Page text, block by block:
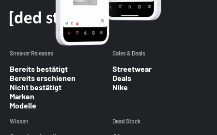
Sneaker Releases
Bereits bestätigt
Bereits erschienen
Nicht bestätigt
Marken
Modelle
Sales & Deals
Streetwear
Deals
Nike
Wissen Dead Stock